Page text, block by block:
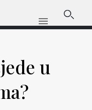
u